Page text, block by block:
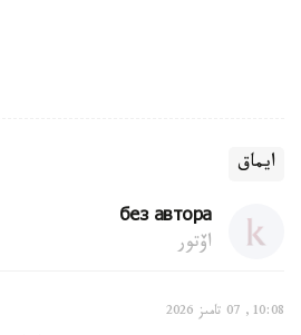
ايماق
без автора
اۆتور
10:08, 07 تامىز 2026